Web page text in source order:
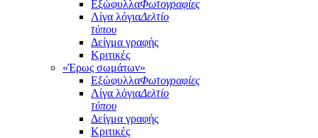
ΕξώφυλλαΦωτογραφίες
Λίγα λόγιαΔελτίο
τύπου
Δείγμα γραφής
Κριτικές
«Έρως σωμάτων»
ΕξώφυλλαΦωτογραφίες
Λίγα λόγιαΔελτίο
τύπου
Δείγμα γραφής
Κριτικές